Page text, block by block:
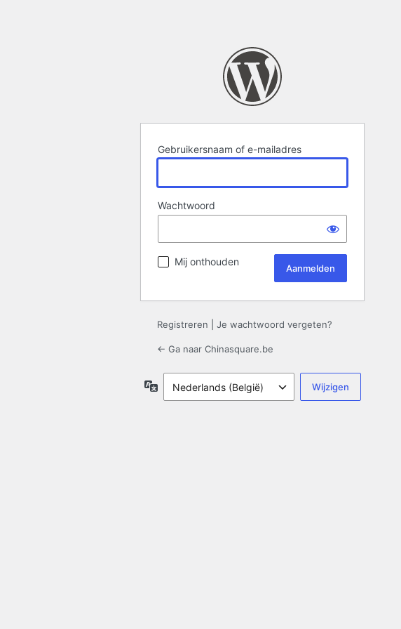
Gebruikersnaam of e-mailadres
Wachtwoord
Mij onthouden
Registreren Je wachtwoord vergeten?
← Ga naar Chinasquare.be
Taal